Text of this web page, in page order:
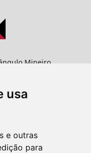
usa
e outras
para
Mineiro